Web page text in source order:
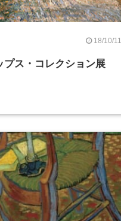
18/10/11
プス・コレクション展